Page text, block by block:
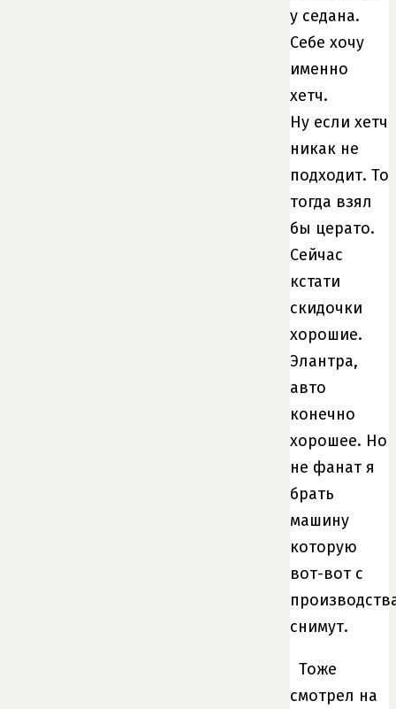
у седана.
Себе хочу
именно
хетч.
Ну если хетч
никак не
подходит. То
тогда взял
бы церато.
Сейчас
кстати
скидочки
хорошие.
Элантра,
авто
конечно
хорошее. Но
не фанат я
брать
машину
которую
вот-вот с
снимут.
Тоже
смотрел на